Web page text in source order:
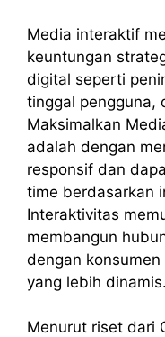
Media interaktif
keuntungan
digital seperti
tinggal pengguna,
Maksimalkan
adalah dengan
responsif dan
time berdasarkan
Interaktivitas
membangun
dengan
yang lebih dinamis.
Menurut riset dari